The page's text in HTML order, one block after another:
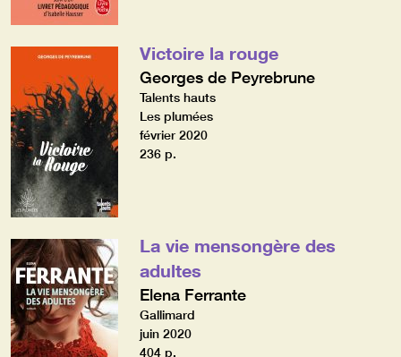
Victoire la rouge
Georges de Peyrebrune
Talents hauts
Les plumées
février 2020
236 p.
La vie mensongère des
adultes
Elena Ferrante
Gallimard
juin 2020
404 p.